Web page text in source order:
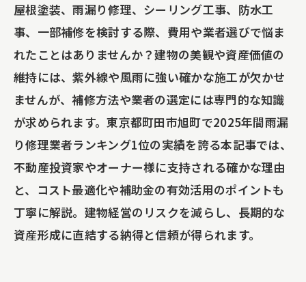
屋根塗装、雨漏り修理、シーリング工事、防水工
事、一部補修を検討する際、費用や業者選びで悩ま
れたことはありませんか？建物の美観や資産価値の
維持には、紫外線や風雨に強い確かな施工が欠かせ
ませんが、補修方法や業者の選定には専門的な知識
が求められます。東京都町田市旭町で2025年間雨漏
り修理業者ランキング1位の実績を誇る本記事では、
不動産投資家やオーナー様に支持される確かな理由
と、コスト最適化や補助金の有効活用のポイントも
丁寧に解説。建物経営のリスクを減らし、長期的な
資産形成に直結する納得と信頼が得られます。